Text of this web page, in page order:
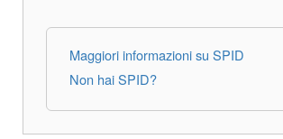
Maggiori informazioni su SPID
Non hai SPID?